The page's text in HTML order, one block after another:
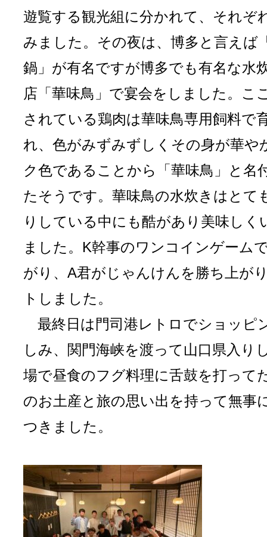
遊覧する観光組に分かれて、それぞ
みました。その夜は、博多と言えば
鍋」が有名ですが博多でも有名な水
店「華味鳥」で宴会をしました。こ
されている鶏肉は華味鳥専用飼料で
れ、色がみずみずしくその身が華や
ク色であることから「華味鳥」と名
たそうです。華味鳥の水炊きはとて
りしている中にも酷があり美味しく
ました。K幹事のワンコインゲーム
がり、A君がじゃんけんを勝ち上が
トしました。
最終日は門司港レトロでショッピ
しみ、関門海峡を渡って山口県入り
場で昼食のフグ料理に舌鼓を打って
のお土産と旅の思い出を持って無事
つきました。